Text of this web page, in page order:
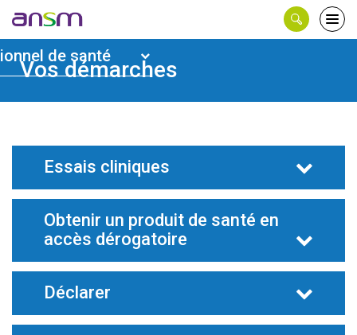
le
Vos démarches
de santé
Essais cliniques
Obtenir un produit de santé en
accès dérogatoire
Déclarer